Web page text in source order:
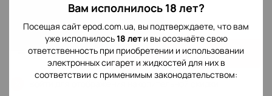
Вам исполнилось 18 лет?
Посещая сайт epod.com.ua, вы подтверждаете, что вам
уже исполнилось18 лети вы осознаёте свою
ответственность при приобретении и использовании
электронных сигарет и жидкостей для них в
соответствии с применимым законодательством:
299 грн
Купить
для отображения накопительной скидки